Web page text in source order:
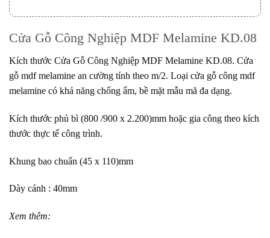
Cửa Gỗ Công Nghiệp MDF Melamine KD.08
Kích thước Cửa Gỗ Công Nghiệp MDF Melamine KD.08. Cửa
gỗ mdf melamine an cường tính theo m/2. Loại cửa gỗ công mdf
melamine có khả năng chống ẩm, bề mặt mẫu mã đa dạng.
Kích thước phủ bì (800 /900 x 2.200)mm hoặc gia công theo kích
thước thực tế công trình.
Khung bao chuẩn (45 x 110)mm
Dày cánh : 40mm
Xem thêm: